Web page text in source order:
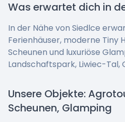
Was erwartet dich in
In der Nähe von Siedlce
Ferienhäuser, moderne Tiny
Scheunen und luxuriöse
Landschaftspark, Liwiec-Tal,
Unsere Objekte:
Scheunen, Glamping